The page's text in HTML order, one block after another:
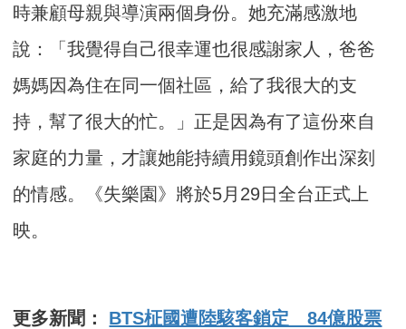
時兼顧母親與導演兩個身份。她充滿感激地
說：「我覺得自己很幸運也很感謝家人，爸爸
媽媽因為住在同一個社區，給了我很大的支
持，幫了很大的忙。」正是因為有了這份來自
家庭的力量，才讓她能持續用鏡頭創作出深刻
的情感。《失樂園》將於5月29日全台正式上
映。
更多新聞： BTS柾國遭陸駭客鎖定 84億股票